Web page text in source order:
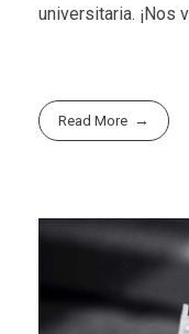
universitaria. ¡Nos
Read More